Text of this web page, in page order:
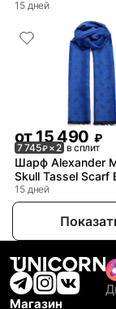
15 дней
от15 490 ₽
7 745₽× 2 в сплит
Шарф Alexander
Skull Tassel Scarf
15 дней
Магазин